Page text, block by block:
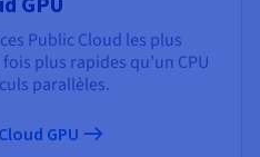
Public Cloud les plus
plus rapides qu’un CPU
parallèles.
GPU